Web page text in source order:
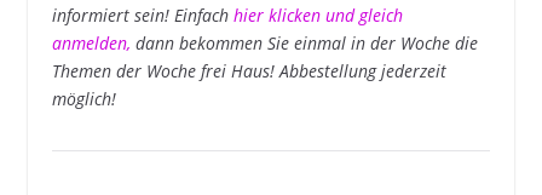
informiert sein! Einfach hier klicken und gleich
anmelden, dann bekommen Sie einmal in der Woche die
Themen der Woche frei Haus! Abbestellung jederzeit
möglich!